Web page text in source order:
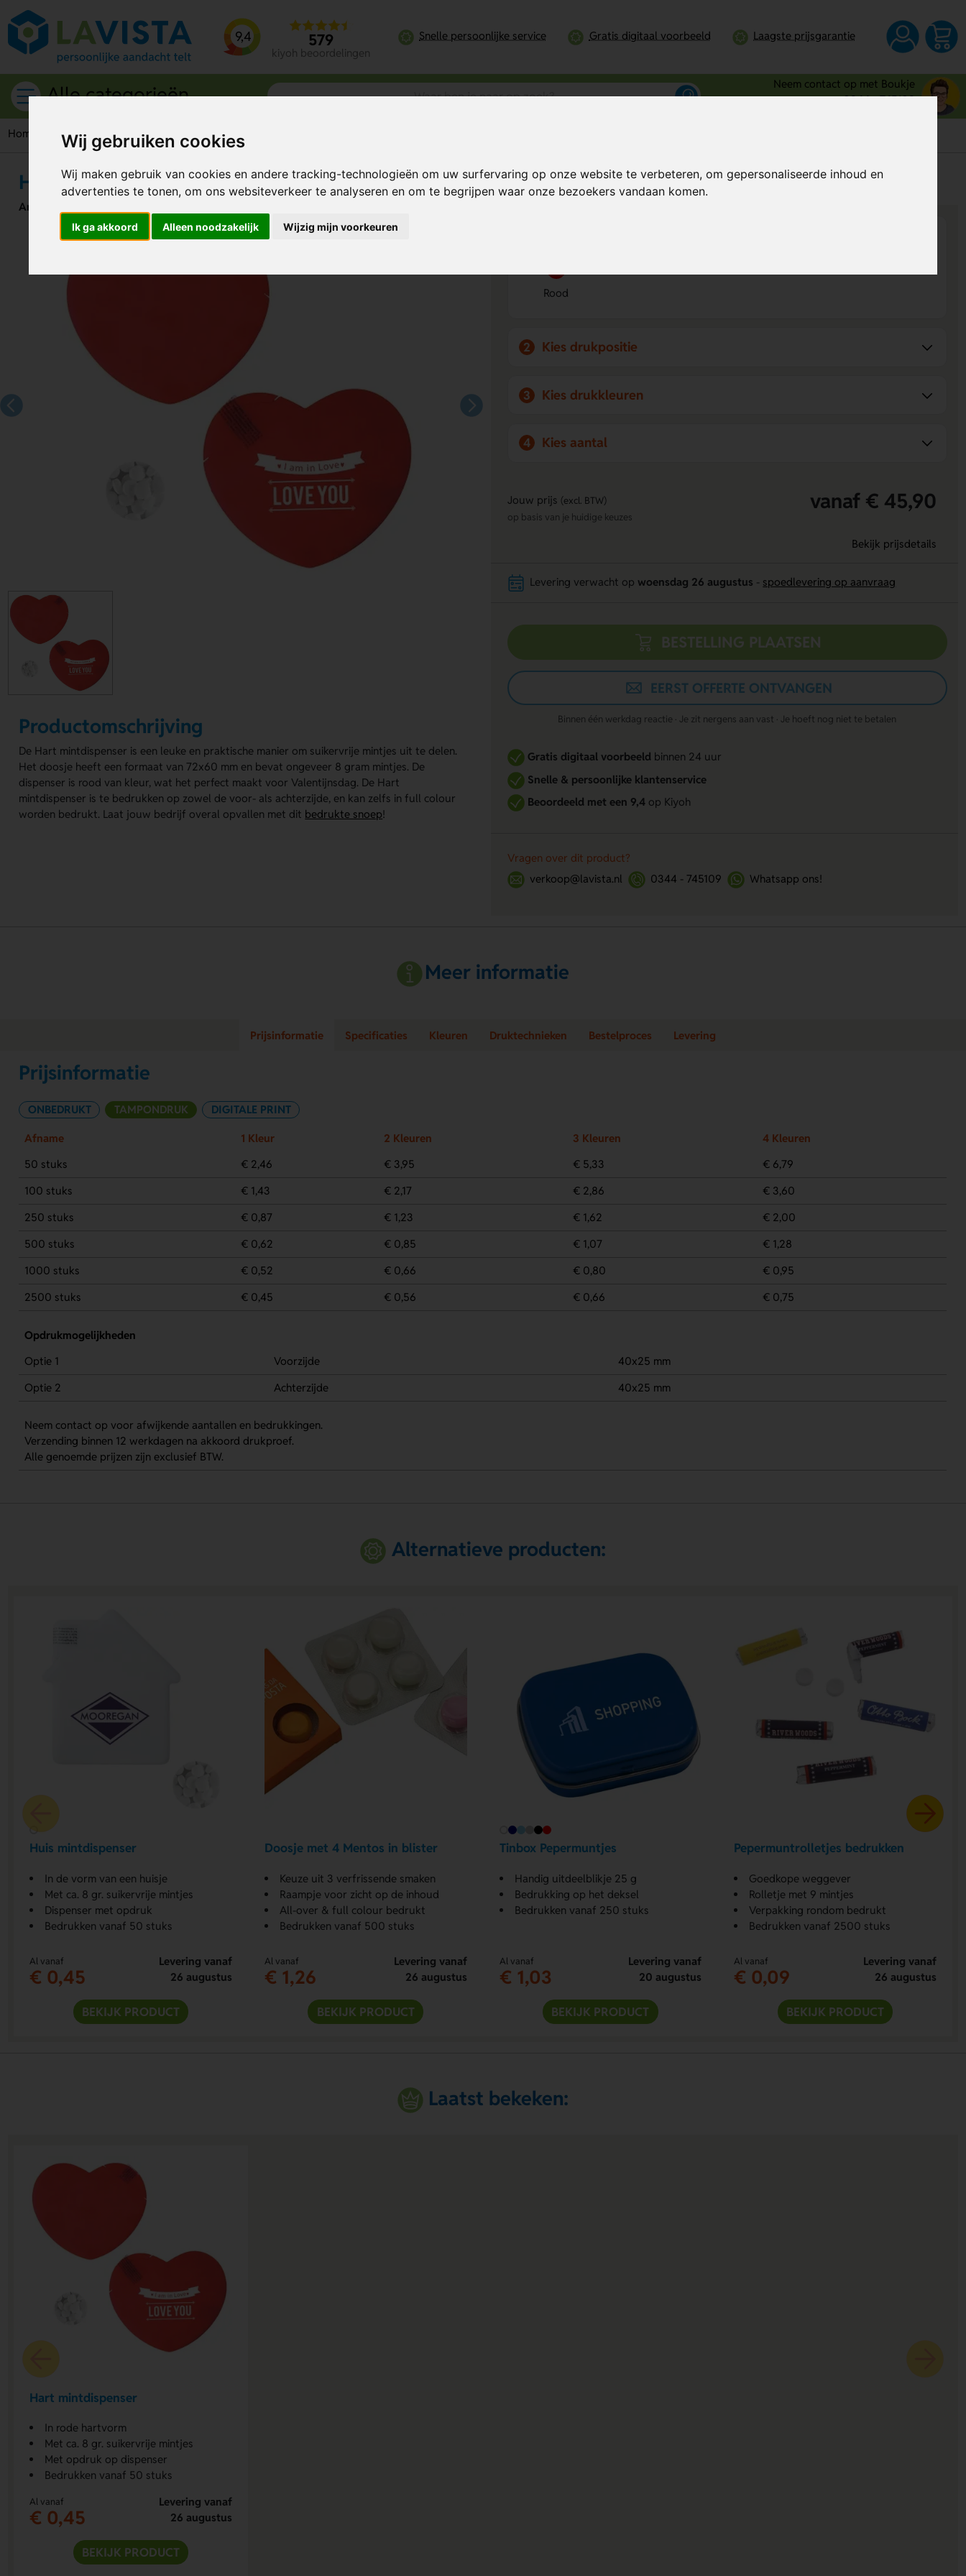
Wij gebruiken cookies
Wij maken gebruik van cookies en andere tracking-technologieën om uw surfervaring op onze website te verbeteren, om gepersonaliseerde inhoud en
advertenties te tonen, om ons websiteverkeer te analyseren en om te begrijpen waar onze bezoekers vandaan komen.
Ik ga akkoord Alleen noodzakelijk Wijzig mijn voorkeuren
9,4 579
kiyoh beoordelingen
Snelle persoonlijke service Gratis digitaal voorbeeld Laagste prijsgarantie
Alle categorieën
Neem contact op met Boukje
0344 - 745109
Home Etenswaren Snoep Hart mintdispenser
Hart mintdispenser
Artikelnummer:
Productomschrijving
De Hart mintdispenser is een leuke en praktische manier om suikervrije mintjes uit te delen.
Het doosje heeft een formaat van 72x60 mm en bevat ongeveer 8 gram mintjes. De
dispenser is rood van kleur, wat het perfect maakt voor Valentijnsdag. De Hart
mintdispenser is te bedrukken op zowel de voor- als achterzijde, en kan zelfs in full colour
worden bedrukt. Laat jouw bedrijf overal opvallen met dit bedrukte snoep!
Bereken mijn prijs Al vanaf€ 0,45 per stuk (excl. BTW)
Rood
2 Kies drukpositie
3 Kies drukkleuren
4 Kies aantal
Jouw prijs (excl. BTW) vanaf € 45,90
op basis van je huidige keuzes
Bekijk prijsdetails
Levering verwacht op woensdag 26 augustus spoedlevering op aanvraag
BESTELLING PLAATSEN
EERST OFFERTE ONTVANGEN
Binnen één werkdag reactie · Je zit nergens aan vast · Je hoeft nog niet te betalen
Gratis digitaal voorbeeldbinnen 24 uur
Snelle & persoonlijke klantenservice
Beoordeeld met een 9,4op Kiyoh
Vragen over dit product?
verkoop@lavista.nl
0344 - 745109 Whatsapp ons!
Meer informatie
Prijsinformatie Specificaties Kleuren Druktechnieken Bestelproces Levering
Prijsinformatie
ONBEDRUKT TAMPONDRUK DIGITALE PRINT
Afname 1 Kleur 2 Kleuren 3 Kleuren
4 Kleuren
50 stuks
€ 2,46 € 3,95 € 5,33
€ 6,79
100 stuks
€ 1,43 € 2,17 € 2,86
€ 3,60
250 stuks
€ 0,87 € 1,23 € 1,62
€ 2,00
500 stuks
€ 0,62 € 0,85 € 1,07
€ 1,28
1000 stuks
€ 0,52 € 0,66 € 0,80
€ 0,95
2500 stuks
€ 0,45 € 0,56 € 0,66 € 0,75
Opdrukmogelijkheden
Optie 1
Voorzijde
40x25 mm
Optie 2
Achterzijde 40x25 mm
Neem contact op voor afwijkende aantallen en bedrukkingen.
Verzending binnen 12 werkdagen na akkoord drukproef.
Alle genoemde prijzen zijn exclusief BTW.
Alternatieve producten:
Huis mintdispenser
In de vorm van een huisje
Met ca. 8 gr. suikervrije mintjes
Dispenser met opdruk
Bedrukken vanaf 50 stuks
Al vanaf
€ 0,45
Levering vanaf
26 augustus
BEKIJK PRODUCT
Doosje met 4 Mentos in blister
Keuze uit 3 verfrissende smaken
Raampje voor zicht op de inhoud
All-over & full colour bedrukt
Bedrukken vanaf 500 stuks
Al vanaf
€ 1,26
Levering vanaf
26 augustus
BEKIJK PRODUCT
Tinbox Pepermuntjes
Handig uitdeelblikje 25 g
Bedrukking op het deksel
Bedrukken vanaf 250 stuks
Al vanaf
€ 1,03
Levering vanaf
20 augustus
BEKIJK PRODUCT
Pepermuntrolletjes bedrukken
Goedkope weggever
Rolletje met 9 mintjes
Verpakking rondom bedrukt
Bedrukken vanaf 2500 stuks
Al vanaf
€ 0,09
Levering vanaf
26 augustus
BEKIJK PRODUCT
Laatst bekeken:
Hart mintdispenser
In rode hartvorm
Met ca. 8 gr. suikervrije mintjes
Met opdruk op dispenser
Bedrukken vanaf 50 stuks
Al vanaf
€ 0,45
Levering vanaf
26 augustus
BEKIJK PRODUCT